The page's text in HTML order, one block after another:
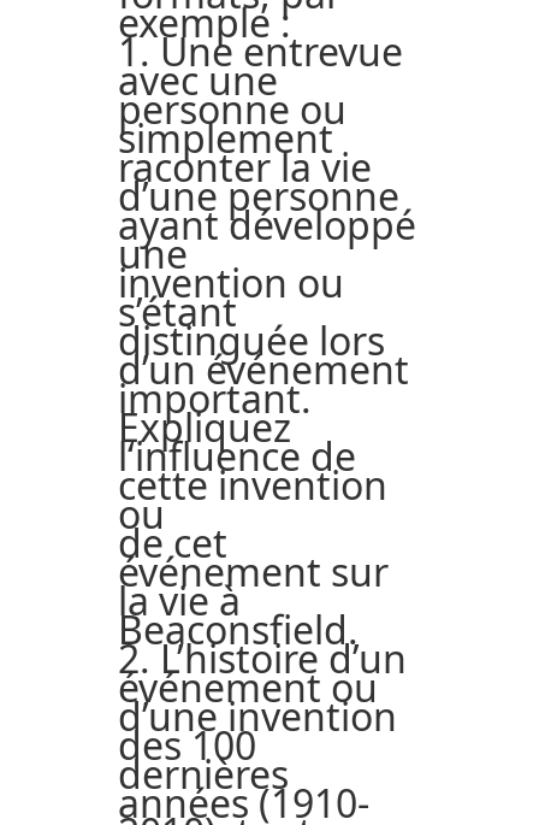
exemple :
1. Une entrevue
avec une
personne ou
simplement
raconter la vie
d’une personne
ayant développé
une
invention ou
s’étant
distinguée lors
d’un événement
important.
Expliquez
l‘influence de
cette invention
ou
de cet
événement sur
la vie à
Beaconsfield.
2. L’histoire d’un
événement ou
d’une invention
des 100
dernières
années (1910-